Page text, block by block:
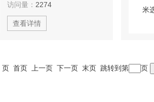
访问量： 2274
查看详情
页 首页 上一页 下一页 末页 跳转到第 页